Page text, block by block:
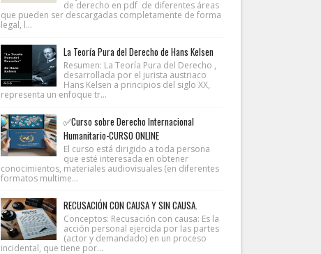
de derecho en pdf de diferentes áreas
que pueden ser descargadas completamente de forma
legal, l...
La Teoría Pura del Derecho de Hans Kelsen
Resumen: La Teoría Pura del Derecho ,
desarrollada por el jurista austriaco
Hans Kelsen a principios del siglo XX,
representa un enfoque tr...
✅Curso sobre Derecho Internacional
Humanitario-CURSO ONLINE
El curso está dirigido a toda persona
que esté interesada en obtener
conocimientos, materiales audiovisuales (en diferentes
formatos multime...
RECUSACIÓN CON CAUSA Y SIN CAUSA.
Conceptos: Recusación con causa: Es la
acción personal ejercida por las partes
(actor y demandado) en un proceso
incidental, que tiene por...